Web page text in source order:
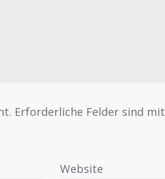
Erforderliche Felder sind mit
Website